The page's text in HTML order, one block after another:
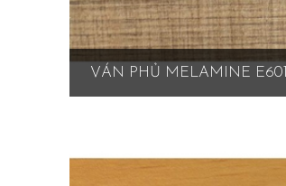
VÁN PHỦ MELAMINE